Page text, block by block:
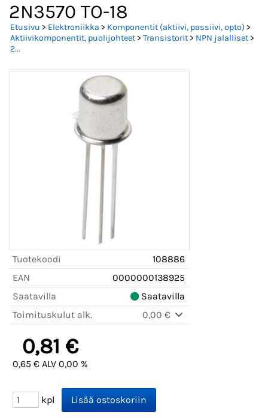
2N3570 TO-18
Etusivu > Elektroniikka > Komponentit (aktiivi, passiivi, opto) >
Aktiivikomponentit, puolijohteet> Transistorit> NPN jalalliset>
2...
Tuotekoodi
108886
EAN
0000000138925
Saatavilla
Saatavilla
Toimituskulut alk.
0,00 €
0,81 €
0,65 € ALV 0,00 %
kpl